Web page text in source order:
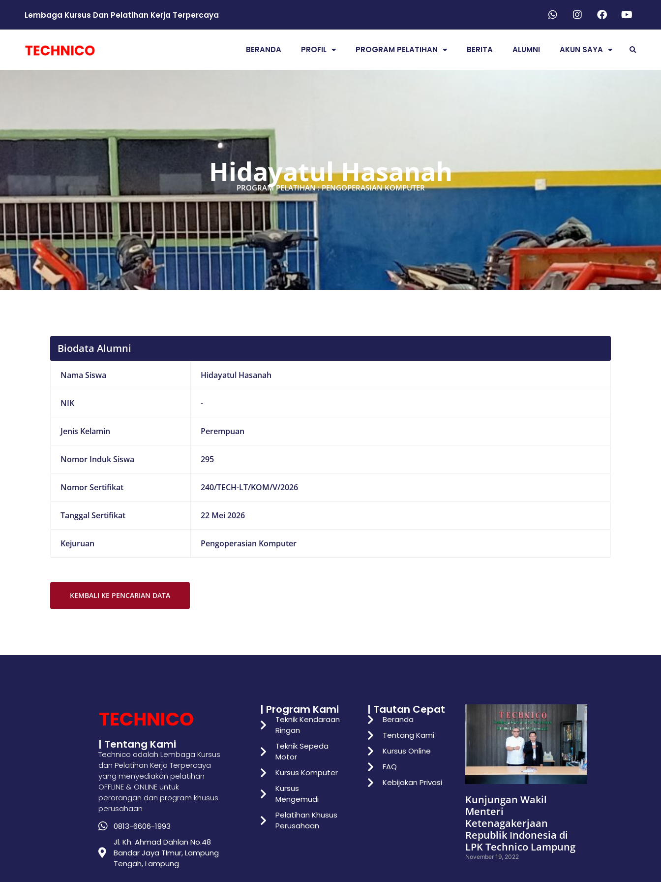
Lembaga Kursus Dan Pelatihan Kerja Terpercaya
BERANDA PROFIL PROGRAM PELATIHAN BERITA ALUMNI AKUN SAYA
Hidayatul Hasanah
PROGRAM PELATIHAN : PENGOPERASIAN KOMPUTER
Biodata Alumni
Nama Siswa Hidayatul Hasanah
NIK -
Jenis Kelamin Perempuan
Nomor Induk Siswa 295
Nomor Sertifikat 240/TECH-LT/KOM/V/2026
Tanggal Sertifikat 22 Mei 2026
Kejuruan Pengoperasian Komputer
KEMBALI KE PENCARIAN DATA
| Tentang Kami
Technico adalah Lembaga Kursus
dan Pelatihan Kerja Terpercaya
yang menyediakan pelatihan
OFFLINE & ONLINE untuk
perorangan dan program khusus
perusahaan
0813-6606-1993
Jl. Kh. Ahmad Dahlan No.48
Bandar Jaya TImur, Lampung
Tengah, Lampung
| Program Kami
Teknik Kendaraan
Ringan
Teknik Sepeda
Motor
Kursus Komputer
Kursus
Mengemudi
Pelatihan Khusus
Perusahaan
| Tautan Cepat
Beranda
Tentang Kami
Kursus Online
FAQ
Kebijakan Privasi
Kunjungan Wakil
Menteri
Ketenagakerjaan
Republik Indonesia di
LPK Technico Lampung
November 19, 2022